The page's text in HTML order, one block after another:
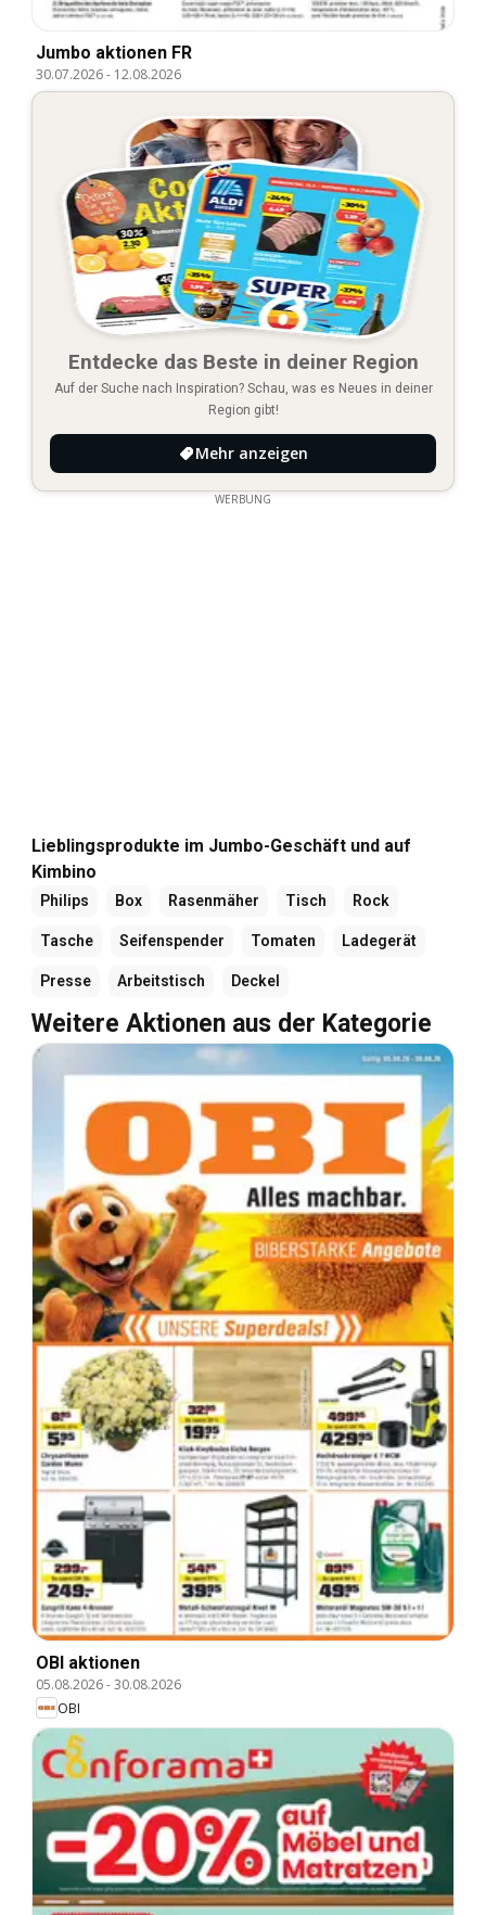
Jumbo aktionen FR
30.07.2026- 12.08.2026
Entdecke das Beste in deiner Region
Auf der Suche nach Inspiration? Schau, was es Neues in deiner
Region gibt!
Mehr anzeigen
WERBUNG
Lieblingsprodukte im Jumbo-Geschäft und auf
Kimbino
Philips Box Rasenmäher Tisch Rock
Tasche Seifenspender Tomaten Ladegerät
Presse Arbeitstisch Deckel
Weitere Aktionen aus der Kategorie
OBI aktionen
05.08.2026-30.08.2026
OBI